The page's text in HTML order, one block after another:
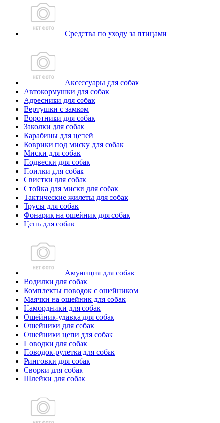
Средства по уходу за птицами
Аксессуары для собак
Автокормушки для собак
Адресники для собак
Вертушки с замком
Воротники для собак
Заколки для собак
Карабины для цепей
Коврики под миску для собак
Миски для собак
Подвески для собак
Поилки для собак
Свистки для собак
Стойка для миски для собак
Тактические жилеты для собак
Трусы для собак
Фонарик на ошейник для собак
Цепь для собак
Амуниция для собак
Водилки для собак
Комплекты поводок с ошейником
Маячки на ошейник для собак
Намордники для собак
Ошейник-удавка для собак
Ошейники для собак
Ошейники цепи для собак
Поводки для собак
Поводок-рулетка для собак
Ринговки для собак
Сворки для собак
Шлейки для собак